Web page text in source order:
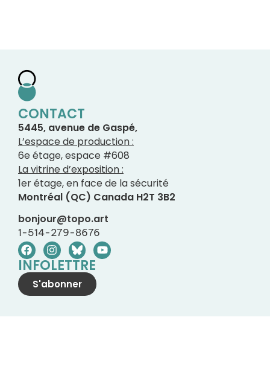
CONTACT
5445, avenue de Gaspé,
L’espace de production :
6e étage, espace #608
La vitrine d’exposition :
1er étage, en face de la sécurité
Montréal (QC) Canada H2T 3B2
bonjour@topo.art
1-514-279-8676
INFOLETTRE
S'abonner